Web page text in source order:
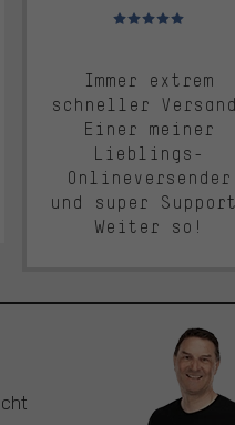
Bewertungen: 5 von 5
Immer extrem
schneller
Einer meiner
Lieblings-
Onlineversender
und super
Weiter so!